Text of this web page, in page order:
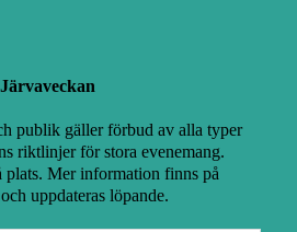
publik gäller förbud av alla typer
riktlinjer för stora evenemang.
Mer information finns på
och uppdateras löpande.